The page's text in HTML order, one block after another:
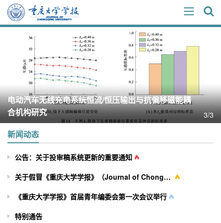
​电动汽车无线充电系统恒流/恒压输出与抗偏移磁能耦
合机构研究
3/3
新闻动态
公告：关于投审稿系统更新的重要通知
关于假冒《重庆大学学报》（Journal of Chongqing University）网站及征稿行为的严正声明
《重庆大学学报》首届青年编委会第一次会议举行
特别通告